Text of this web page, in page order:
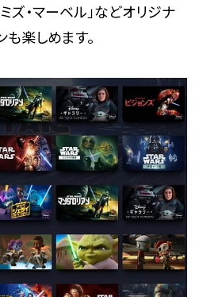
ミズ・マーベル」などオリジナ
も楽しめます。